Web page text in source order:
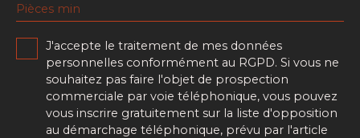
Pièces min
J'accepte le traitement de mes données
personnelles conformément au RGPD. Si vous ne
souhaitez pas faire l'objet de prospection
commerciale par voie téléphonique, vous pouvez
vous inscrire gratuitement sur la liste d'opposition
au démarchage téléphonique, prévu par l'article